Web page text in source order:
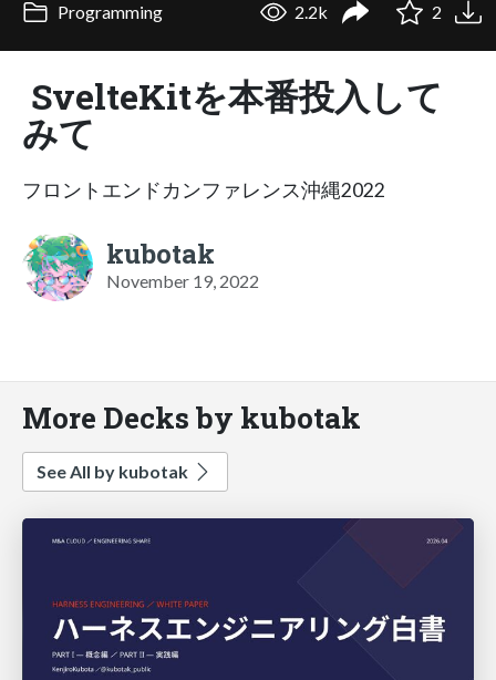
Programming 2.2k 2
SvelteKitを本番投入して
みて
フロントエンドカンファレンス沖縄2022
kubotak
November 19, 2022
More Decks by kubotak
See All by kubotak